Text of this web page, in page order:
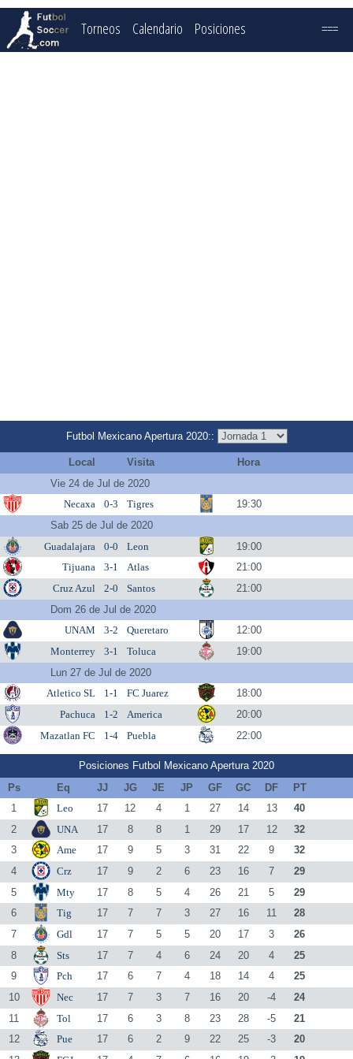
Torneos Calendario Posiciones ===
Futbol Mexicano Apertura 2020::
Local Visita
Hora
Vie 24 de Jul de 2020
Necaxa
0-3 Tigres
19:30
Sab 25 de Jul de 2020
Guadalajara
0-0 Leon
19:00
Tijuana
3-1 Atlas
21:00
Cruz Azul
2-0 Santos
21:00
Dom 26 de Jul de 2020
UNAM
3-2 Queretaro
12:00
Monterrey
3-1 Toluca
19:00
Lun 27 de Jul de 2020
Atletico SL
1-1 FC Juarez
18:00
Pachuca
1-2 America
20:00
Mazatlan FC
1-4 Puebla 22:00
Posiciones Futbol Mexicano Apertura 2020
Ps
Eq JJ JG JE JP GF GC DF
PT
1
Leo 17 12 4 1 27 14 13
40
2
UNA 17 8 8 1 29 17 12
32
3
Ame 17 9 5 3 31 22 9
32
4
Crz 17 9 2 6 23 16 7
29
5
Mty 17 8 5 4 26 21 5
29
6
Tig 17 7 7 3 27 16 11
28
7
Gdl 17 7 5 5 20 17 3
26
8
Sts 17 7 4 6 24 20 4
25
9
Pch 17 6 7 4 18 14 4
25
10
Nec 17 7 3 7 16 20 -4
24
11
Tol 17 6 3 8 23 28 -5
21
12
Pue 17 6 2 9 22 25 -3
20